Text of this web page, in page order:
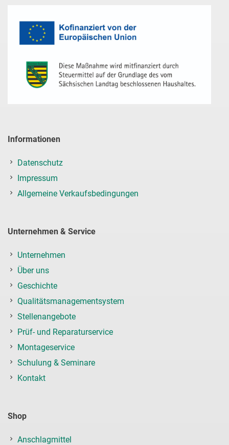
Informationen
Datenschutz
Impressum
Allgemeine Verkaufsbedingungen
Unternehmen & Service
Unternehmen
Über uns
Geschichte
Qualitätsmanagementsystem
Stellenangebote
Prüf- und Reparaturservice
Montageservice
Schulung & Seminare
Kontakt
Shop
Anschlagmittel